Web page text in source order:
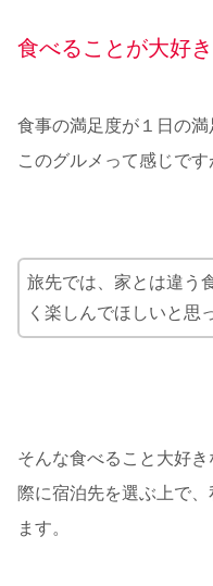
食べることが大好き
食事の満足度が１日の
このグルメって感じです
旅先では、家とは違う
く楽しんでほしいと思
そんな食べること大好
際に宿泊先を選ぶ上で
ます。